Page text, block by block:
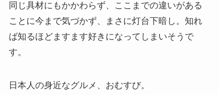
同じ具材にもかかわらず、ここまでの違いがある
ことに今まで気づかず、まさに灯台下暗し。知れ
ば知るほどますます好きになってしまいそうで
す。
日本人の身近なグルメ、おむすび。